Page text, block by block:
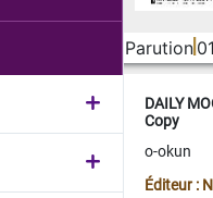
Parution
DAILY
Copy
o-okun
Éditeur :